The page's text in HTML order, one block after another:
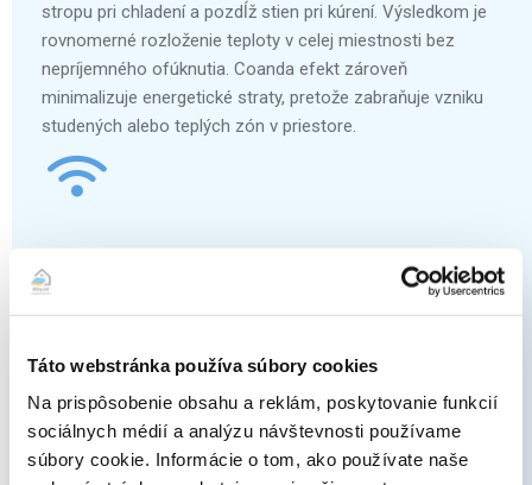
Táto webstránka používa súbory cookies
Na prispôsobenie obsahu a reklám, poskytovanie funkcií
sociálnych médií a analýzu návštevnosti používame
súbory cookie. Informácie o tom, ako používate naše
stropu pri chladení a pozdĺž stien pri kúrení. Výsledkom je
rovnomerné rozloženie teploty v celej miestnosti bez
nepríjemného ofúknutia. Coanda efekt zároveň
minimalizuje energetické straty, pretože zabraňuje vzniku
studených alebo teplých zón v priestore.
Ovládanie online
Pomocou aplikácie Onecta môžete klimatizáciu ovládať
nastaviť režim, teplotu, časovač, sledovať spotrebu energie
a získať diagnostické informácie. Vďaka prehľadnému
rozhraniu máte kontrolu nad pohodlím vo vašom dome
kedykoľvek a kdekoľvek.